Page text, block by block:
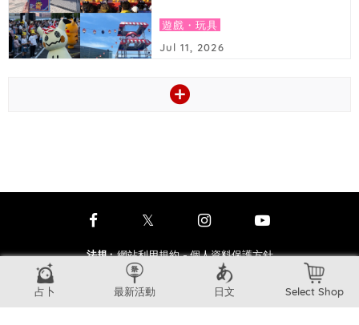
遊戲・玩具
Jul 11, 2026
法規: 網站利用規約 - 個人資料保護方針
: 常見問題 - 聯絡我們 - 業務合作
其他
占卜 最新活動 日文 Select Shop